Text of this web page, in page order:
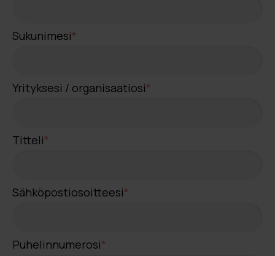
Sukunimesi*
Yrityksesi / organisaatiosi*
Titteli*
Sähköpostiosoitteesi*
Puhelinnumerosi*